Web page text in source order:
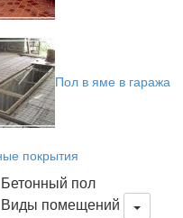
Пол в яме в гаража
покрытия
Бетонный пол
Виды помещений